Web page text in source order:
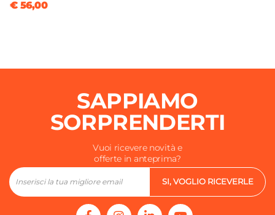
€ 56,00
SAPPIAMO
SORPRENDERTI
Vuoi ricevere novità e
offerte in anteprima?
SI, VOGLIO RICEVERLE